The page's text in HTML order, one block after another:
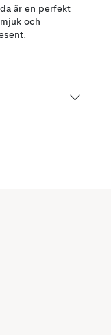
är en perfekt
och